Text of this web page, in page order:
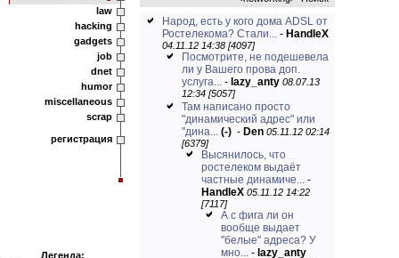
law
hacking
gadgets
job
dnet
humor
miscellaneous
scrap
регистрация
Легенда:
Народ, есть у кого дома ADSL от
Ростелекома? Стали... - HandleX
04.11.12 14:38 [4097]
Посмотрите, не подешевела
ли у Вашего прова доп.
услуга... - lazy_anty 08.07.13
12:34 [5057]
Там написано просто
"динамический адрес" или
"дина... (-) - Den 05.11.12 02:14
[6379]
Высянилось, что
ростелеком выдаёт
частные динамиче... -
HandleX 05.11.12 14:22
[7117]
А с фига ли он
вообще выдает
"белые" адреса? У
мно... - lazy_anty